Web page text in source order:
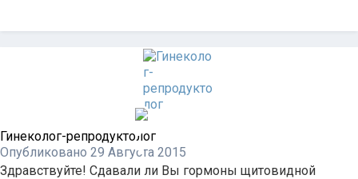
Гинеколог-репродуктолог
Опубликовано 29 Августа 2015
Здравствуйте! Сдавали ли Вы гормоны щитовидной